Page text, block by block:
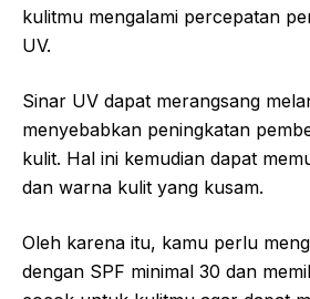
kulitmu mengalami percepatan
UV.
Sinar UV dapat merangsang
menyebabkan peningkatan
kulit. Hal ini kemudian dapat
dan warna kulit yang kusam.
Oleh karena itu, kamu perlu
dengan SPF minimal 30 dan